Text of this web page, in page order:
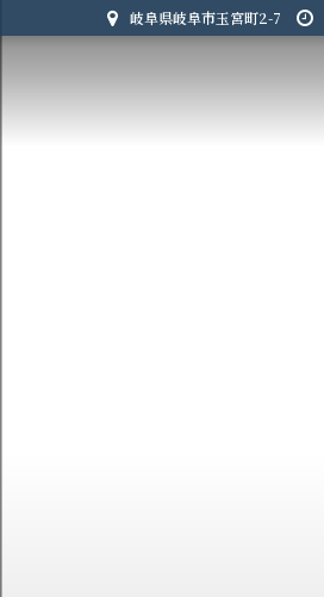
岐阜県岐阜市玉宮町2-7